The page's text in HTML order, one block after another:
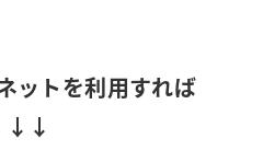
ットを利用すれば